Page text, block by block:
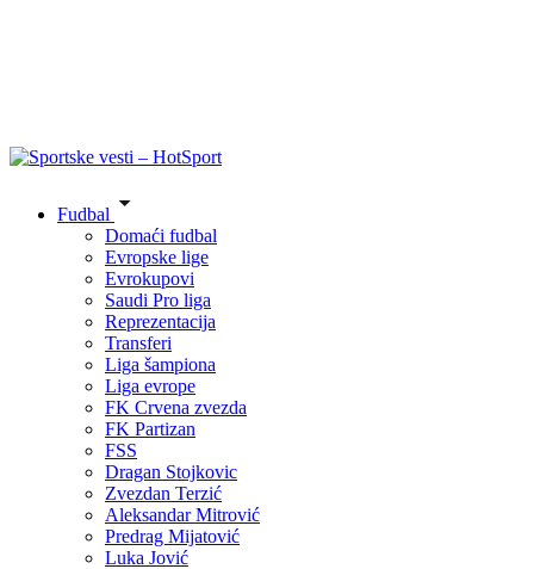
Fudbal
Domaći fudbal
Evropske lige
Evrokupovi
Saudi Pro liga
Reprezentacija
Transferi
Liga šampiona
Liga evrope
FK Crvena zvezda
FK Partizan
FSS
Dragan Stojkovic
Zvezdan Terzić
Aleksandar Mitrović
Predrag Mijatović
Luka Jović